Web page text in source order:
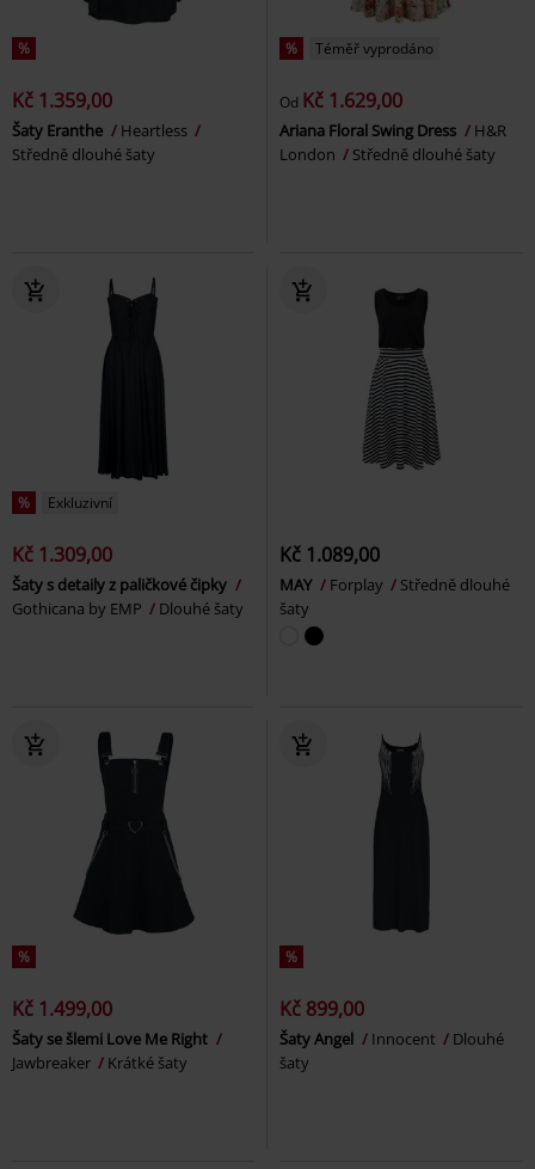
%
Kč 1.359,00
Šaty Eranthe
Heartless
Středně dlouhé šaty
% Téměř vyprodáno
Od Kč 1.629,00
Ariana Floral Swing Dress
H&R
London
Středně dlouhé šaty
% Exkluzivní
Kč 1.309,00
Šaty s detaily z paličkové čipky
Gothicana by EMP
Dlouhé šaty
Kč 1.089,00
MAY Forplay
Středně dlouhé
šaty
%
Kč 1.499,00
Šaty se šlemi Love Me Right
Jawbreaker
Krátké šaty
%
Kč 899,00
Šaty Angel Innocent
Dlouhé
šaty